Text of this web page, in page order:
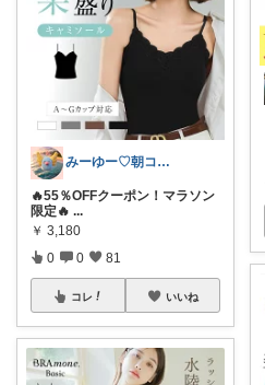
みーゆー♡朝コレ♡ママお助け隊
🔥55％OFFクーポン！マラソン
限定🔥 ...
￥ 3,180
0 0 81
コレ いいね